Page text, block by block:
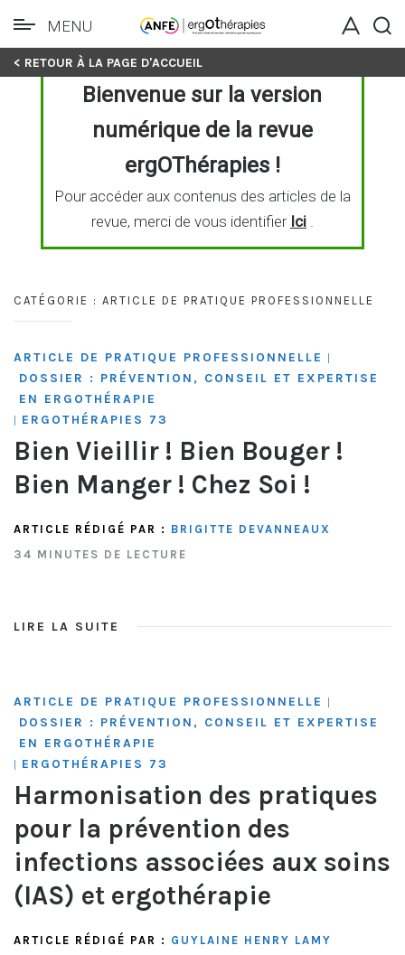
Skip
MENU
< RETOUR À LA PAGE D'ACCUEIL
Bienvenue sur la version
numérique de la revue
ergOThérapies !
Pour accéder aux contenus des articles de la
revue, merci de vous identifier Ici.
CATÉGORIE : ARTICLE DE PRATIQUE PROFESSIONNELLE
ARTICLE DE PRATIQUE PROFESSIONNELLE |
DOSSIER : PRÉVENTION, CONSEIL ET EXPERTISE
EN ERGOTHÉRAPIE
| ERGOTHÉRAPIES 73
Bien Vieillir ! Bien Bouger !
Bien Manger ! Chez Soi !
ARTICLE RÉDIGÉ PAR : BRIGITTE DEVANNEAUX
34 MINUTES DE LECTURE
LIRE LA SUITE
ARTICLE DE PRATIQUE PROFESSIONNELLE |
DOSSIER : PRÉVENTION, CONSEIL ET EXPERTISE
EN ERGOTHÉRAPIE
| ERGOTHÉRAPIES 73
Harmonisation des pratiques
pour la prévention des
infections associées aux soins
(IAS) et ergothérapie
ARTICLE RÉDIGÉ PAR : GUYLAINE HENRY LAMY